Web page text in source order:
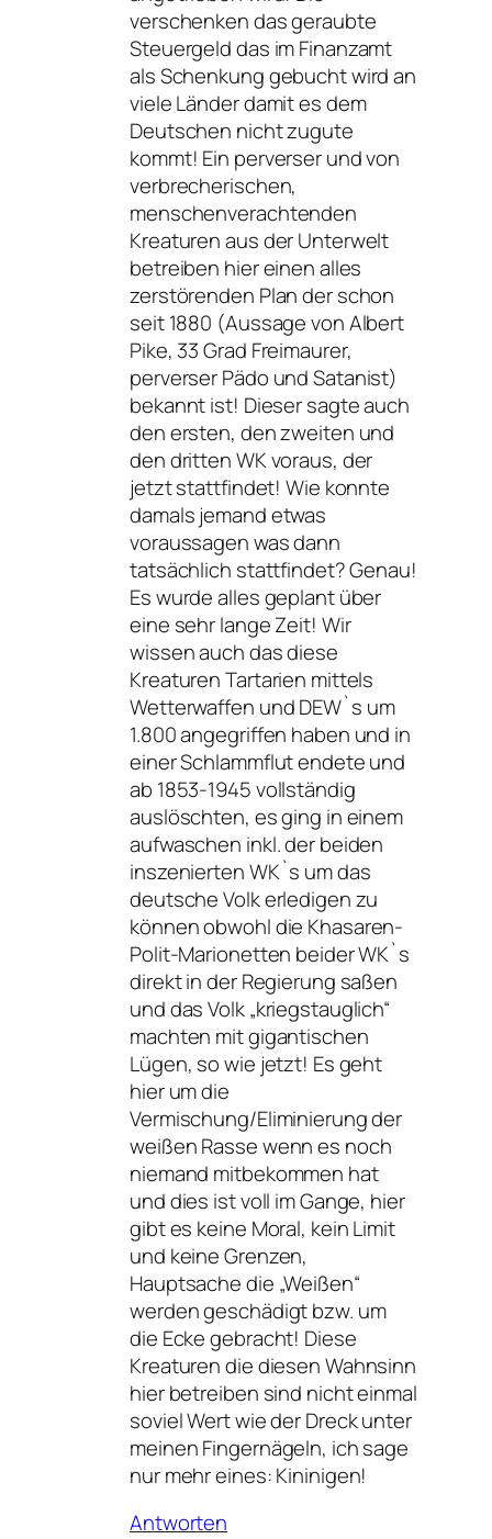
verschenken das geraubte
Steuergeld das im Finanzamt
als Schenkung gebucht wird an
viele Länder damit es dem
Deutschen nicht zugute
kommt! Ein perverser und von
verbrecherischen,
menschenverachtenden
Kreaturen aus der Unterwelt
betreiben hier einen alles
zerstörenden Plan der schon
seit 1880 (Aussage von Albert
Pike, 33 Grad Freimaurer,
perverser Pädo und Satanist)
bekannt ist! Dieser sagte auch
den ersten, den zweiten und
den dritten WK voraus, der
jetzt stattfindet! Wie konnte
damals jemand etwas
voraussagen was dann
tatsächlich stattfindet? Genau!
Es wurde alles geplant über
eine sehr lange Zeit! Wir
wissen auch das diese
Kreaturen Tartarien mittels
Wetterwaffen und DEW`s um
1.800 angegriffen haben und in
einer Schlammflut endete und
ab 1853-1945 vollständig
auslöschten, es ging in einem
aufwaschen inkl. der beiden
inszenierten WK`s um das
deutsche Volk erledigen zu
können obwohl die Khasaren-
Polit-Marionetten beider WK`s
direkt in der Regierung saßen
und das Volk „kriegstauglich“
machten mit gigantischen
Lügen, so wie jetzt! Es geht
hier um die
Vermischung/Eliminierung der
weißen Rasse wenn es noch
niemand mitbekommen hat
und dies ist voll im Gange, hier
gibt es keine Moral, kein Limit
und keine Grenzen,
Hauptsache die „Weißen“
werden geschädigt bzw. um
die Ecke gebracht! Diese
Kreaturen die diesen Wahnsinn
hier betreiben sind nicht einmal
soviel Wert wie der Dreck unter
meinen Fingernägeln, ich sage
nur mehr eines: Kininigen!
Antworten